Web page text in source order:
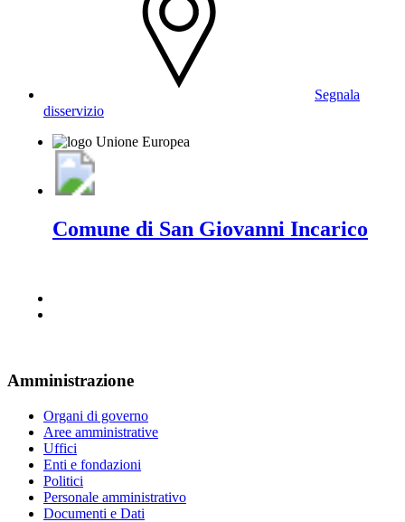
Segnala
disservizio
Comune di San Giovanni Incarico
Amministrazione
Organi di governo
Aree amministrative
Uffici
Enti e fondazioni
Politici
Personale amministrativo
Documenti e Dati